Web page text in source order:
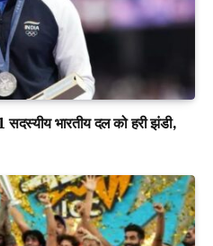
भारतीय दल को हरी झंडी,